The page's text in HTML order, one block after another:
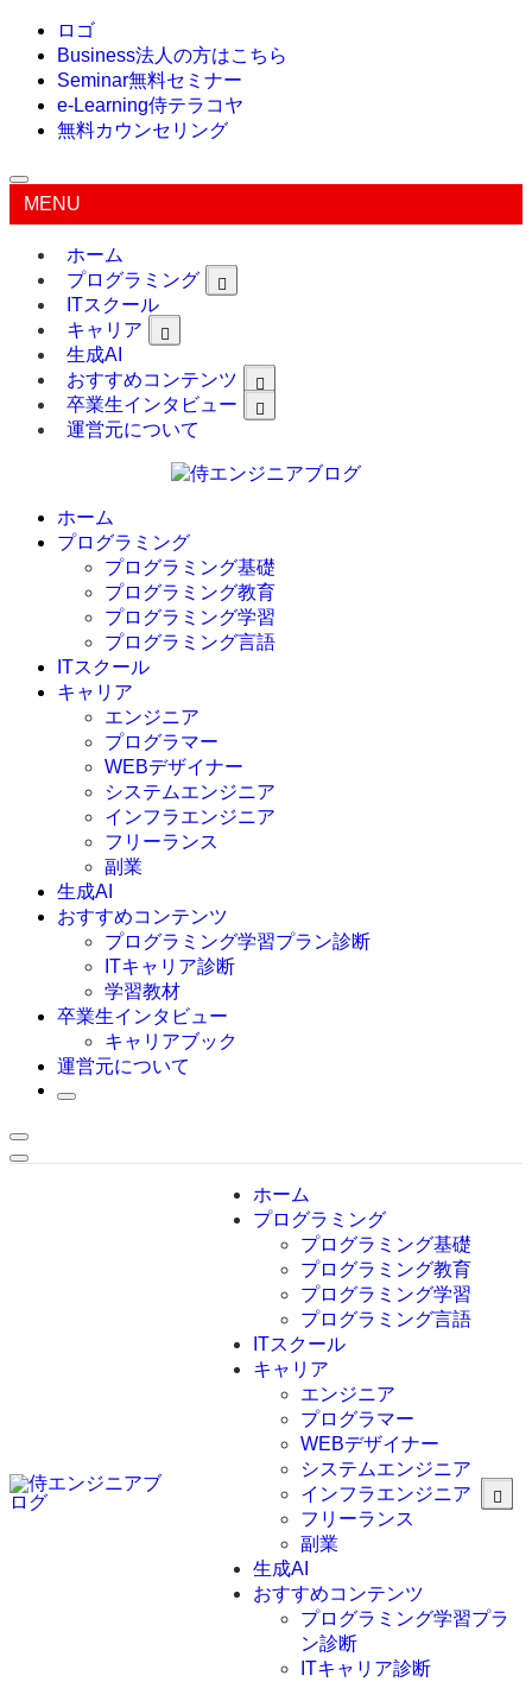
ロゴ
Business法人の方はこちら
Seminar無料セミナー
e-Learning侍テラコヤ
無料カウンセリング
MENU
ホーム
プログラミング
ITスクール
キャリア
生成AI
おすすめコンテンツ
卒業生インタビュー
運営元について
ホーム
プログラミング
プログラミング基礎
プログラミング教育
プログラミング学習
プログラミング言語
C言語
C#
VBA
Go言語
Kotlin
Java
JavaScript
Swift
Ruby
その他言語
ITスクール
キャリア
エンジニア
プログラマー
WEBデザイナー
システムエンジニア
インフラエンジニア
フリーランス
副業
生成AI
おすすめコンテンツ
プログラミング学習プラン診断
ITキャリア診断
学習教材
卒業生インタビュー
キャリアブック
運営元について
ホーム
プログラミング
プログラミング基礎
プログラミング教育
プログラミング学習
プログラミング言語
C言語
C#
VBA
Go言語
Kotlin
Java
JavaScript
Swift
Ruby
ITスクール
キャリア
エンジニア
プログラマー
WEBデザイナー
システムエンジニア
インフラエンジニア
フリーランス
副業
生成AI
おすすめコンテンツ
プログラミング学習プラ
ン診断
ITキャリア診断